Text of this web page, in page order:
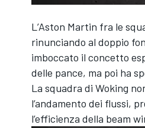
MONOPOSTO
L’Aston Martin fra le
rinunciando al doppio
imboccato il concetto
delle pance, ma poi ha
La squadra di Woking
l’andamento dei flussi,
l’efficienza della beam